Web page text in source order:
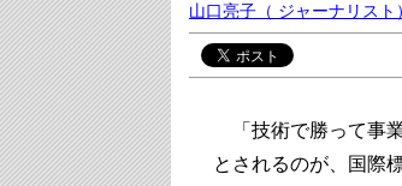
山口亮子 （ ジャーナリスト）
「技術で勝って事
とされるのが、国際